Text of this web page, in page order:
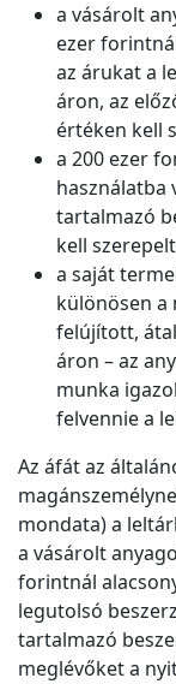
a vásárolt
ezer
az árukat a
áron, az
értéken kell
a 200 ezer
használatba
tartalmazó
kell
a saját
különösen a
felújított,
áron – az
munka
felvennie a
Az áfát az
mondata) a
a vásárolt
forintnál
legutolsó
tartalmazó
meglévőket a